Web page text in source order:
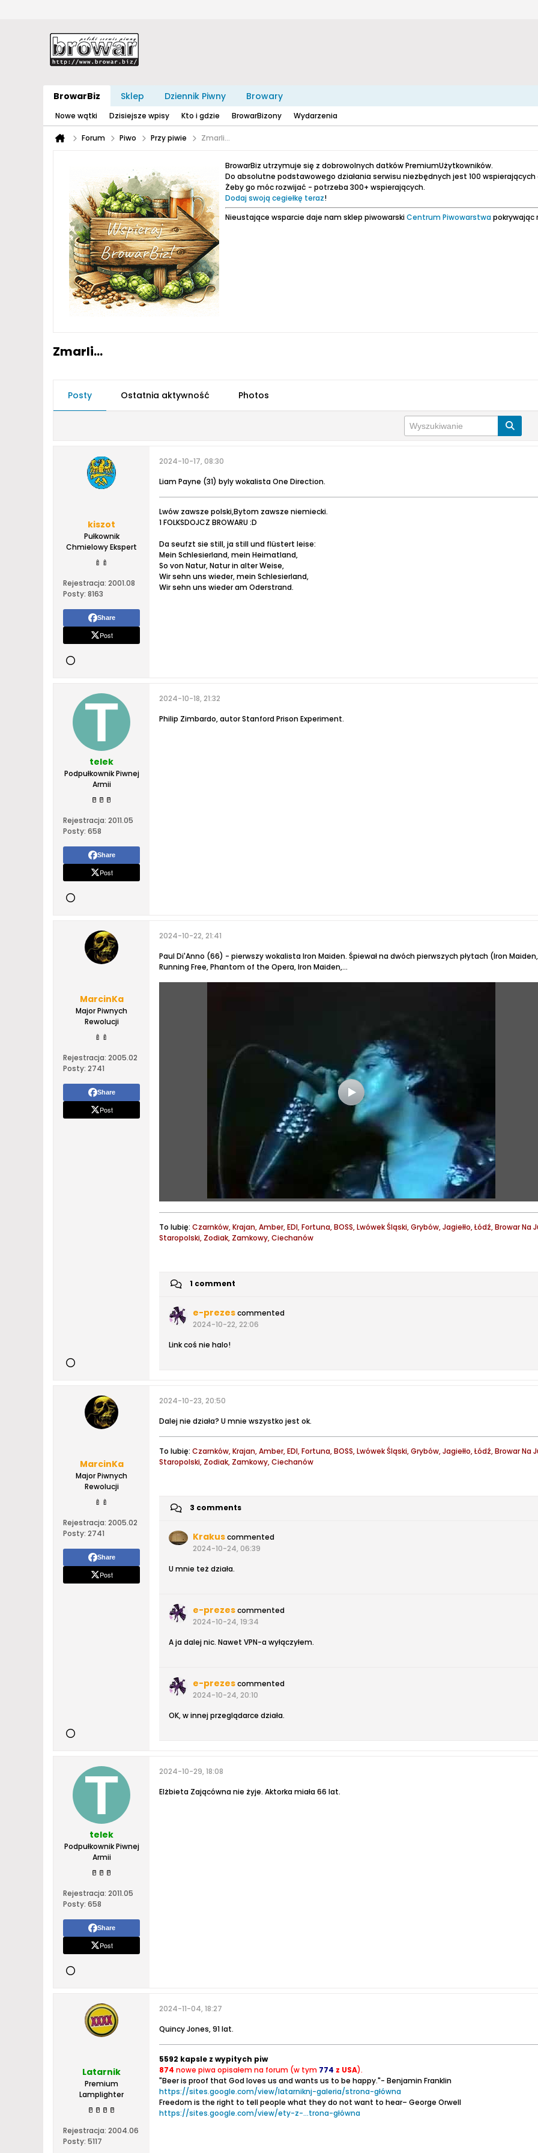
BrowarBiz Sklep Dziennik Piwny Browary
Nowe wątki Dzisiejsze wpisy Kto i gdzie BrowarBizony Wydarzenia
Forum Piwo Przy piwie Zmarli...
BrowarBiz utrzymuje się z dobrowolnych datków PremiumUżytkowników.
Do absolutne podstawowego działania serwisu niezbędnych jest 100 wspierających
Żeby go móc rozwijać - potrzeba 300+ wspierających.
Dodaj swoją cegiełkę teraz!
Nieustające wsparcie daje nam sklep piwowarskiCentrum Piwowarstwapokrywając
Zmarli...
Posty Ostatnia aktywność Photos
kiszot
Pułkownik
Chmielowy Ekspert
🍼 🍼
Rejestracja: 2001.08
Posty: 8163
Share
Post
2024-10-17, 08:30
Liam Payne (31) byly wokalista One Direction.
Lwów zawsze polski,Bytom zawsze niemiecki.
1 FOLKSDOJCZ BROWARU :D
Da seufzt sie still, ja still und flüstert leise:
Mein Schlesierland, mein Heimatland,
So von Natur, Natur in alter Weise,
Wir sehn uns wieder, mein Schlesierland,
Wir sehn uns wieder am Oderstrand.
telek
Podpułkownik Piwnej
Armii
🥛 🥛 🥛
Rejestracja: 2011.05
Posty: 658
Share
Post
2024-10-18, 21:32
Philip Zimbardo, autor Stanford Prison Experiment.
MarcinKa
Major Piwnych
Rewolucji
🍼 🍼
Rejestracja: 2005.02
Posty: 2741
Share
Post
2024-10-22, 21:41
Paul Di'Anno (66) - pierwszy wokalista Iron Maiden. Śpiewał na dwóch pierwszych płytach (Iron
Running Free, Phantom of the Opera, Iron Maiden,...
To lubię: Czarnków, Krajan, Amber, EDI, Fortuna, BOSS, Lwówek Śląski, Grybów, Jagiełło, Łódź, Browar
Staropolski, Zodiak, Zamkowy, Ciechanów
1 comment
e-prezescommented
2024-10-22, 22:06
Link coś nie halo!
MarcinKa
Major Piwnych
Rewolucji
🍼 🍼
Rejestracja: 2005.02
Posty: 2741
Share
Post
2024-10-23, 20:50
Dalej nie działa? U mnie wszystko jest ok.
To lubię: Czarnków, Krajan, Amber, EDI, Fortuna, BOSS, Lwówek Śląski, Grybów, Jagiełło, Łódź, Browar
Staropolski, Zodiak, Zamkowy, Ciechanów
3 comments
Krakuscommented
2024-10-24, 06:39
U mnie też działa.
e-prezescommented
2024-10-24, 19:34
A ja dalej nic. Nawet VPN-a wyłączyłem.
e-prezescommented
2024-10-24, 20:10
OK, w innej przeglądarce działa.
telek
Podpułkownik Piwnej
Armii
🥛 🥛 🥛
Rejestracja: 2011.05
Posty: 658
Share
Post
2024-10-29, 18:08
Elżbieta Zającówna nie żyje. Aktorka miała 66 lat.
Latarnik
Premium
Lamplighter
🥛 🥛 🥛 🥛
Rejestracja: 2004.06
Posty: 5117
2024-11-04, 18:27
Quincy Jones, 91 lat.
5592 kapsle z wypitych piw
874 nowe piwa opisałem na forum (w tym 774 z USA).
"Beer is proof that God loves us and wants us to be happy."- Benjamin Franklin
https://sites.google.com/view/latarniknj-galeria/strona-główna
Freedom is the right to tell people what they do not want to hear– George Orwell
https://sites.google.com/view/ety-z-...trona-główna